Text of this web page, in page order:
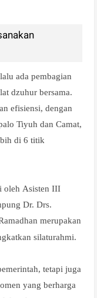
ada pembagian
dzuhur bersama.
efisiensi, dengan
Tiyuh dan Camat,
di 6 titik
oleh Asisten III
Dr. Drs.
merupakan
silaturahmi.
tetapi juga
yang berharga